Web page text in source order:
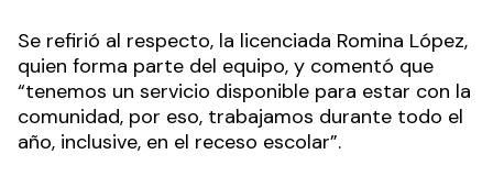
Se refirió al respecto, la licenciada Romina López,
quien forma parte del equipo, y comentó que
“tenemos un servicio disponible para estar con la
comunidad, por eso, trabajamos durante todo el
año, inclusive, en el receso escolar”.